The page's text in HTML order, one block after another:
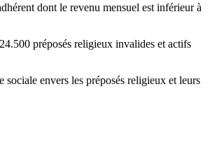
dont le revenu mensuel est inférieur à
préposés religieux invalides et actifs
envers les préposés religieux et leurs